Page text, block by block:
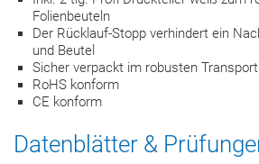
Folienbeuteln
Der Rücklauf-Stopp verhindert ein
und Beutel
Sicher verpackt im robusten
RoHS konform
CE konform
Datenblätter &